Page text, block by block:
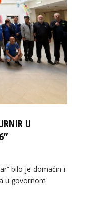
U
bilo je domaćin i
u govornom